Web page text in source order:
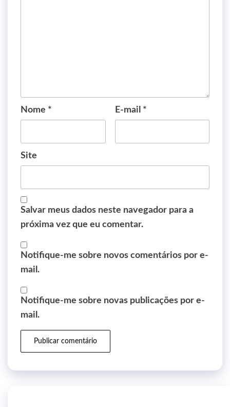
Nome * E-mail *
Site
Salvar meus dados neste navegador para a
próxima vez que eu comentar.
Notifique-me sobre novos comentários por e-
mail.
Notifique-me sobre novas publicações por e-
mail.